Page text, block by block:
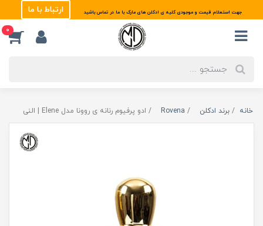
جهت استعلام قیمت و موجودی کلیه ی ادکلن های مارک با ما در تماس باشید ارتباط با ما
0
خانه برند ادکلن Rovena ادو پرفیوم رنانه ی روونا مدل Elene | النی